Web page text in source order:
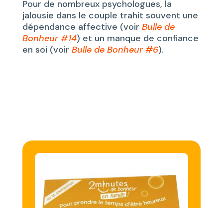
Pour de nombreux psychologues, la
jalousie dans le couple trahit souvent une
dépendance affective (voir Bulle de
Bonheur #14) et un manque de confiance
en soi (voir Bulle de Bonheur #6).